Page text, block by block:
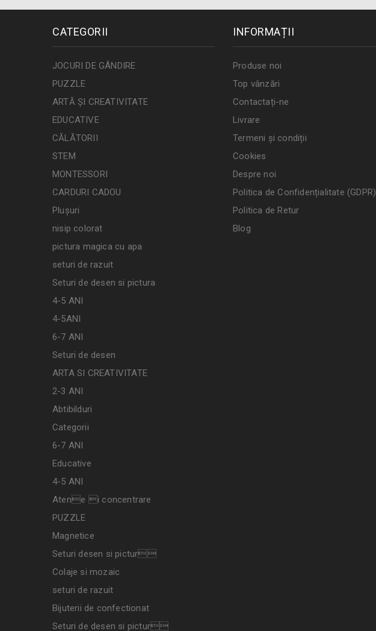
CATEGORII
JOCURI DE GÂNDIRE
PUZZLE
ARTĂ ȘI CREATIVITATE
EDUCATIVE
CĂLĂTORII
STEM
MONTESSORI
CARDURI CADOU
Plușuri
nisip colorat
pictura magica cu apa
seturi de razuit
Seturi de desen si pictura
4-5 ANI
4-5ANI
6-7 ANI
Seturi de desen
ARTA SI CREATIVITATE
2-3 ANI
Abtibilduri
Categorii
6-7 ANI
Educative
4-5 ANI
Atene i concentrare
PUZZLE
Magnetice
Seturi desen si pictur
Colaje si mozaic
seturi de razuit
Bijuterii de confectionat
Seturi de desen si pictur
INFORMAȚII
Produse noi
Top vânzări
Contactați-ne
Livrare
Termeni și condiții
Cookies
Despre noi
Politica de Confidențialitate (GDPR)
Politica de Retur
Blog